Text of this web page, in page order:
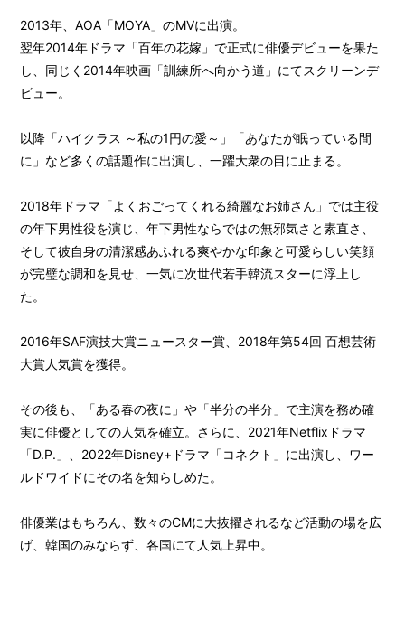
会員登録 ログイン
FANCLUB
Gallery
Member's Movie
2013年、AOA「MOYA」のMVに出演。
翌年2014年ドラマ「百年の花嫁」で正式に俳優デビューを果た
し、同じく2014年映画「訓練所へ向かう道」にてスクリーンデ
ビュー。
以降「ハイクラス ～私の1円の愛～」「あなたが眠っている間
に」など多くの話題作に出演し、一躍大衆の目に止まる。
2018年ドラマ「よくおごってくれる綺麗なお姉さん」では主役
の年下男性役を演じ、年下男性ならではの無邪気さと素直さ、
そして彼自身の清潔感あふれる爽やかな印象と可愛らしい笑顔
が完璧な調和を見せ、一気に次世代若手韓流スターに浮上し
た。
2016年SAF演技大賞ニュースター賞、2018年第54回 百想芸術
大賞人気賞を獲得。
その後も、「ある春の夜に」や「半分の半分」で主演を務め確
実に俳優としての人気を確立。さらに、2021年Netflixドラマ
「D.P.」、2022年Disney+ドラマ「コネクト」に出演し、ワー
ルドワイドにその名を知らしめた。
俳優業はもちろん、数々のCMに大抜擢されるなど活動の場を広
げ、韓国のみならず、各国にて人気上昇中。